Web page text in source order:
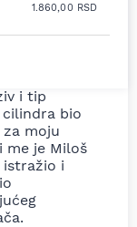
1.860,00 RSD
i
siguran koji je
i tip
bio
moju
me je Miloš
istražio i